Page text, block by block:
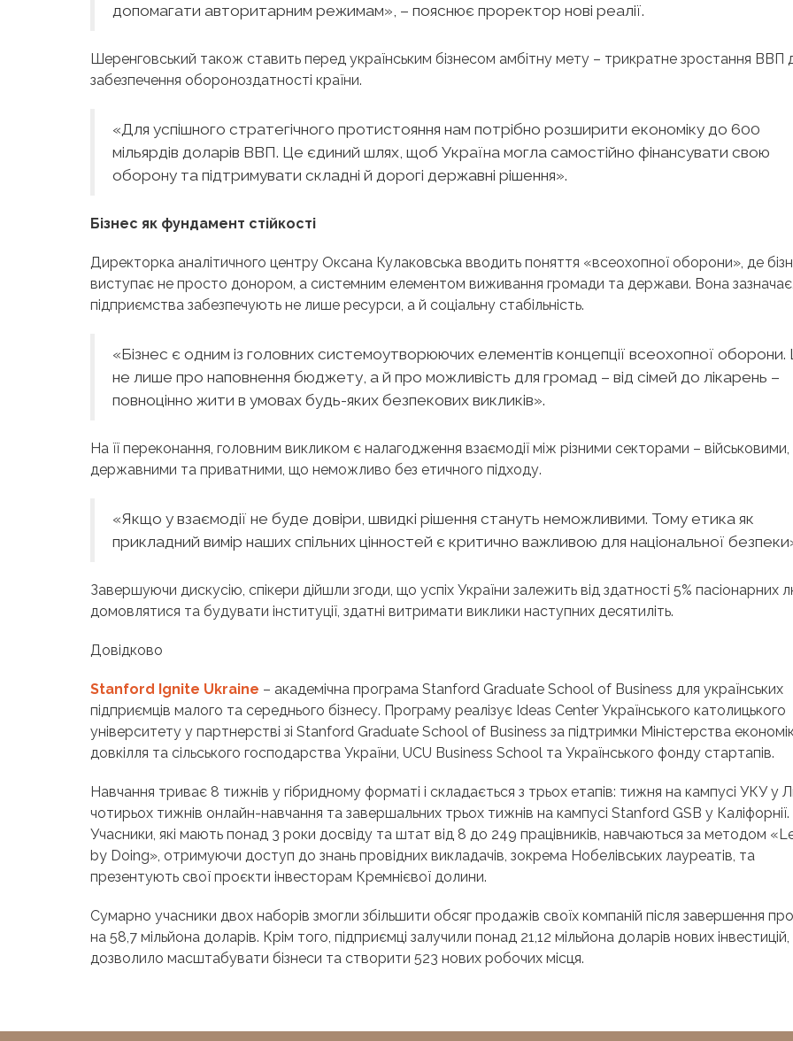
допомагати авторитарним режимам», – пояснює проректор нові реалії.
Шеренговський також ставить перед українським бізнесом амбітну мету – трикратне зростання ВВП
забезпечення обороноздатності країни.
«Для успішного стратегічного протистояння нам потрібно розширити економіку до 600
мільярдів доларів ВВП. Це єдиний шлях, щоб Україна могла самостійно фінансувати свою
оборону та підтримувати складні й дорогі державні рішення».
Бізнес як фундамент стійкості
Директорка аналітичного центру Оксана Кулаковська вводить поняття «всеохопної оборони», де
виступає не просто донором, а системним елементом виживання громади та держави. Вона
підприємства забезпечують не лише ресурси, а й соціальну стабільність.
«Бізнес є одним із головних системоутворюючих елементів концепції всеохопної оборони.
не лише про наповнення бюджету, а й про можливість для громад – від сімей до лікарень –
повноцінно жити в умовах будь-яких безпекових викликів».
На її переконання, головним викликом є налагодження взаємодії між різними секторами – військовими,
державними та приватними, що неможливо без етичного підходу.
«Якщо у взаємодії не буде довіри, швидкі рішення стануть неможливими. Тому етика як
прикладний вимір наших спільних цінностей є критично важливою для національної
Завершуючи дискусію, спікери дійшли згоди, що успіх України залежить від здатності 5% пасіонарних
домовлятися та будувати інституції, здатні витримати виклики наступних десятиліть.
Довідково
Stanford Ignite Ukraine – академічна програма Stanford Graduate School of Business для українських
підприємців малого та середнього бізнесу. Програму реалізує Ideas Center Українського католицького
університету у партнерстві зі Stanford Graduate School of Business за підтримки Міністерства
довкілля та сільського господарства України, UCU Business School та Українського фонду стартапів.
Навчання триває 8 тижнів у гібридному форматі і складається з трьох етапів: тижня на кампусі УКУ у
чотирьох тижнів онлайн-навчання та завершальних трьох тижнів на кампусі Stanford GSB у Каліфорнії.
Учасники, які мають понад 3 роки досвіду та штат від 8 до 249 працівників, навчаються за методом
by Doing», отримуючи доступ до знань провідних викладачів, зокрема Нобелівських лауреатів, та
презентують свої проєкти інвесторам Кремнієвої долини.
Сумарно учасники двох наборів змогли збільшити обсяг продажів своїх компаній після завершення
на 58,7 мільйона доларів. Крім того, підприємці залучили понад 21,12 мільйона доларів нових
дозволило масштабувати бізнеси та створити 523 нових робочих місця.